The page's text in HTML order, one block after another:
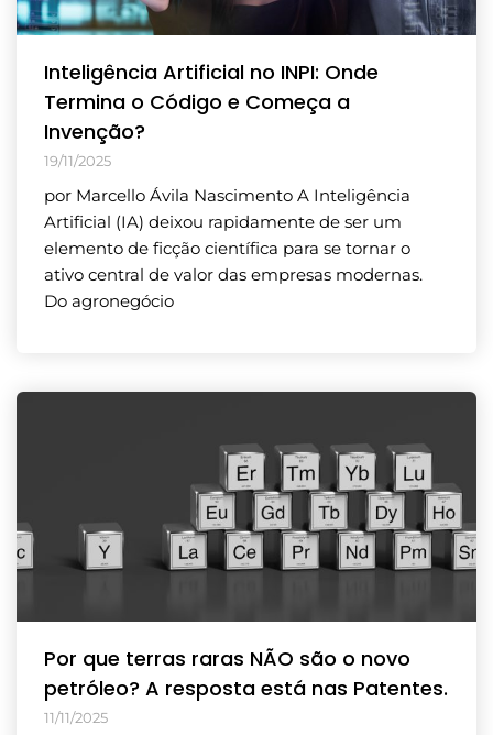
Inteligência Artificial no INPI: Onde
Termina o Código e Começa a
Invenção?
19/11/2025
por Marcello Ávila Nascimento A Inteligência
Artificial (IA) deixou rapidamente de ser um
elemento de ficção científica para se tornar o
ativo central de valor das empresas modernas.
Do agronegócio
Por que terras raras NÃO são o novo
petróleo? A resposta está nas Patentes.
11/11/2025